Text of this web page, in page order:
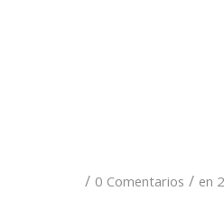
/ 0 Comentarios / en